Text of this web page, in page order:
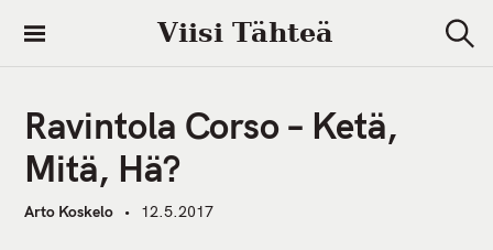
i
Viisi Tähteä
e
Ravintola Corso – Ketä,
Mitä, Hä?
Arto Koskelo 12.5.2017